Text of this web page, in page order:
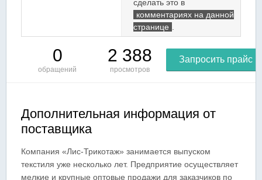
сделать это в
комментариях на данной
странице
0
обращений
2 388
просмотров
Запросить прайс
Дополнительная информация от
поставщика
Компания «Лис-Трикотаж» занимается выпуском
текстиля уже несколько лет. Предприятие осуществляет
мелкие и крупные оптовые продажи для заказчиков по